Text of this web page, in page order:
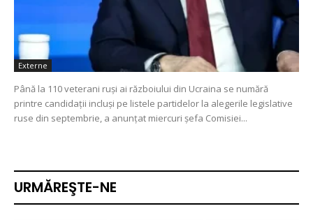
Externe
Până la 110 veterani ruşi ai războiului din Ucraina se numără
printre candidaţii incluşi pe listele partidelor la alegerile legislative
ruse din septembrie, a anunţat miercuri şefa Comisiei...
URMĂREŞTE-NE